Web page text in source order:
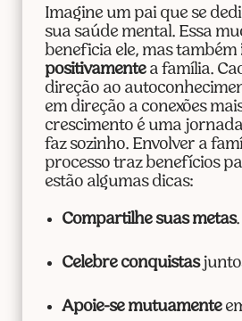
Imagine um pai que se
sua saúde mental. Essa
beneficia ele, mas também
positivamentea família.
direção ao
em direção a conexões
crescimento é uma
faz sozinho. Envolver a
processo traz benefícios
estão algumas dicas:
Compartilhe suas metas.
Celebre conquistas
Apoie-se mutuamente